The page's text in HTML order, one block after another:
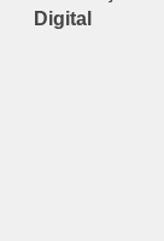
Digital